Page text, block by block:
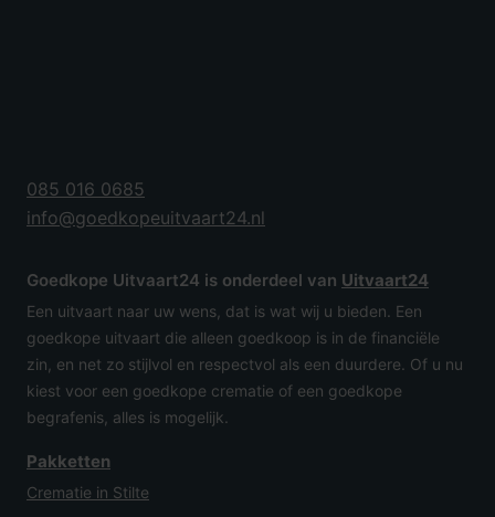
085 016 0685
info@goedkopeuitvaart24.nl
Goedkope Uitvaart24 is onderdeel van Uitvaart24
Een uitvaart naar uw wens, dat is wat wij u bieden. Een
goedkope uitvaart die alleen goedkoop is in de financiële
zin, en net zo stijlvol en respectvol als een duurdere. Of u nu
kiest voor een goedkope crematie of een goedkope
begrafenis, alles is mogelijk.
Pakketten
Crematie in Stilte